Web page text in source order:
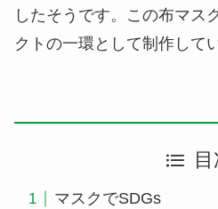
したそうです。この布マス
クトの一環として制作して
マスクでSDGs